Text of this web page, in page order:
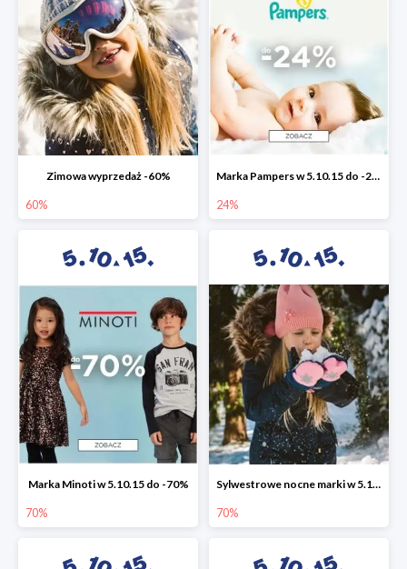
Zimowa wyprzedaż -60%
60%
Marka Pampers w 5.10.15 do -24%
24%
Marka Minoti w 5.10.15 do -70%
70%
Sylwestrowe nocne marki w 5.10.15 do -70%
70%